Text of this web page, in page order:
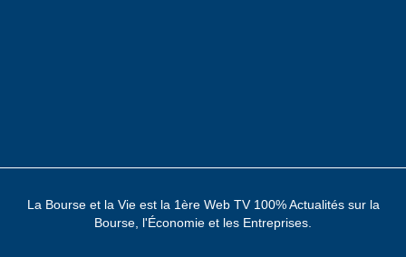
La Bourse et la Vie est la 1ère Web TV 100% Actualités sur la
Bourse, l'Économie et les Entreprises.